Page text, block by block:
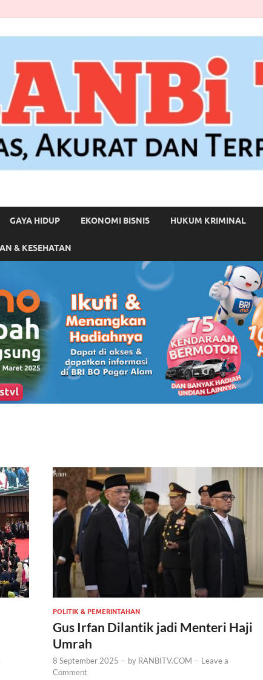
GAYA HIDUP EKONOMI BISNIS HUKUM KRIMINAL
& KESEHATAN
POLITIK & PEMERINTAHAN
Gus Irfan Dilantik jadi Menteri Haji
Umrah
8 September 2025 - by RANBITV.COM - Leave a
Comment